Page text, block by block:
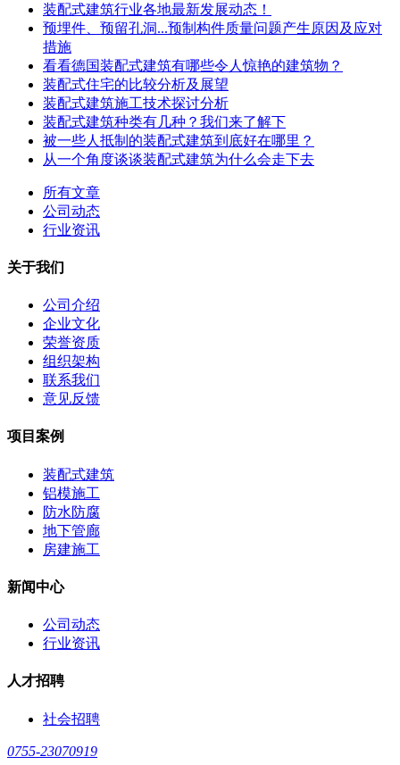
装配式建筑行业各地最新发展动态！
预埋件、预留孔洞...预制构件质量问题产生原因及应对
措施
看看德国装配式建筑有哪些令人惊艳的建筑物？
装配式住宅的比较分析及展望
装配式建筑施工技术探讨分析
装配式建筑种类有几种？我们来了解下
被一些人抵制的装配式建筑到底好在哪里？
从一个角度谈谈装配式建筑为什么会走下去
所有文章
公司动态
行业资讯
关于我们
公司介绍
企业文化
荣誉资质
组织架构
联系我们
意见反馈
项目案例
装配式建筑
铝模施工
防水防腐
地下管廊
房建施工
新闻中心
公司动态
行业资讯
人才招聘
社会招聘
0755-23070919